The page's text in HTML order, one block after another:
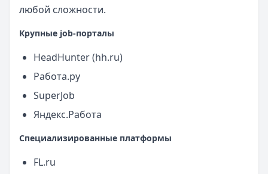
любой сложности.
Крупные job-порталы
HeadHunter (hh.ru)
Работа.ру
SuperJob
Яндекс.Работа
Специализированные платформы
FL.ru